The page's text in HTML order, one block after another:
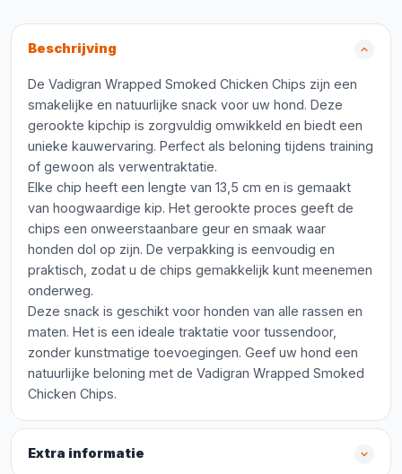
Beschrijving
De Vadigran Wrapped Smoked Chicken Chips zijn een
smakelijke en natuurlijke snack voor uw hond. Deze
gerookte kipchip is zorgvuldig omwikkeld en biedt een
unieke kauwervaring. Perfect als beloning tijdens training
of gewoon als verwentraktatie.
Elke chip heeft een lengte van 13,5 cm en is gemaakt
van hoogwaardige kip. Het gerookte proces geeft de
chips een onweerstaanbare geur en smaak waar
honden dol op zijn. De verpakking is eenvoudig en
praktisch, zodat u de chips gemakkelijk kunt meenemen
onderweg.
Deze snack is geschikt voor honden van alle rassen en
maten. Het is een ideale traktatie voor tussendoor,
zonder kunstmatige toevoegingen. Geef uw hond een
natuurlijke beloning met de Vadigran Wrapped Smoked
Chicken Chips.
Extra informatie